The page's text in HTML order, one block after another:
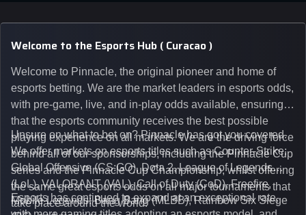
Welcome to the Esports Hub ( Curacao )
Welcome to Pinnacle, the original pioneer and home of
esports betting. We are the market leaders in esports odds,
with pre-game, live, and in-play odds available, ensuring
that the esports community receives the best possible
playing experience on all markets. We are the driving force
behind all of our sponsorships, including the Pinnacle Cup
series and the Pinnacle Cup Championship, whilst offering
the same great esports odds on all major tournaments that
take place around the world.
Unsure on what to bet on? Pinnacle has got you covered.
We offer markets on esports titles such as Counter-Strike:
Global Offensive (CS:GO), Dota 2, League of Legends
(LoL), VALORANT (VAL), Call of Duty (CoD), Freefire,
Mobile Legends: Bang Bang (MLBB), Rainbow Six Siege
Esports has continued to expand at an exceptional rate,